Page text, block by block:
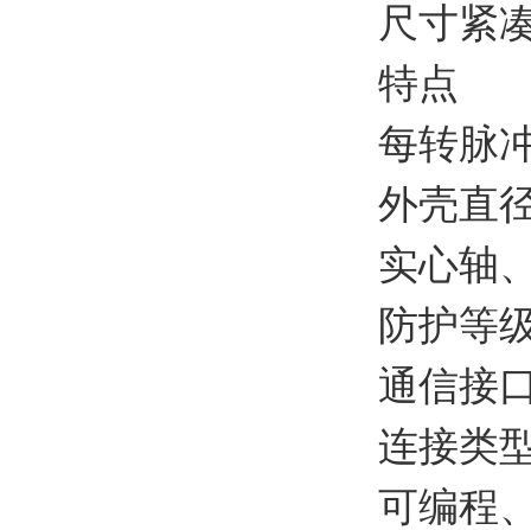
尺寸紧
特点
每转脉
外壳直
实心轴
防护等
通信接
连接类
可编程